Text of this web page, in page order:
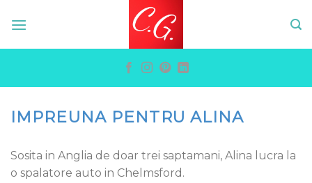
IMPREUNA PENTRU ALINA
Sosita in Anglia de doar trei saptamani, Alina lucra la
o spalatore auto in Chelmsford.